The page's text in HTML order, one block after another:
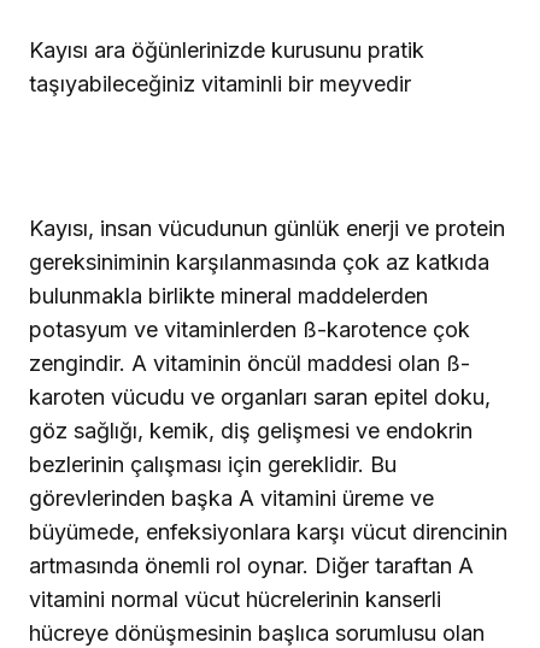
Kayısı ara öğünlerinizde kurusunu pratik
taşıyabileceğiniz vitaminli bir meyvedir
Kayısı, insan vücudunun günlük enerji ve protein
gereksiniminin karşılanmasında çok az katkıda
bulunmakla birlikte mineral maddelerden
potasyum ve vitaminlerden ß-karotence çok
zengindir. A vitaminin öncül maddesi olan ß-
karoten vücudu ve organları saran epitel doku,
göz sağlığı, kemik, diş gelişmesi ve endokrin
bezlerinin çalışması için gereklidir. Bu
görevlerinden başka A vitamini üreme ve
büyümede, enfeksiyonlara karşı vücut direncinin
artmasında önemli rol oynar. Diğer taraftan A
vitamini normal vücut hücrelerinin kanserli
hücreye dönüşmesinin başlıca sorumlusu olan